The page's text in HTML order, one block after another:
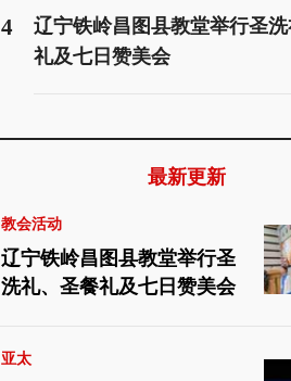
4
辽宁铁岭昌图县教堂举行圣
礼及七日赞美会
最新更新
教会活动
辽宁铁岭昌图县教堂举行圣
洗礼、圣餐礼及七日赞美会
亚太